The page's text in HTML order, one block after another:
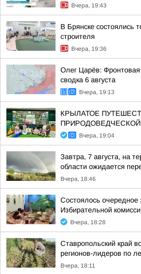
Вчера, 19:43
В Брянске состоялись
строителя
Вчера, 19:36
Олег Царёв:
сводка 6 августа
Вчера, 19:13
КРЫЛАТОЕ
Вчера, 19:04
Завтра, 7 августа, на
области ожидается
Вчера, 18:46
Состоялось очередное
Избирательной
Вчера, 18:28
Ставропольский край
регионов-лидеров по
Вчера, 18:11